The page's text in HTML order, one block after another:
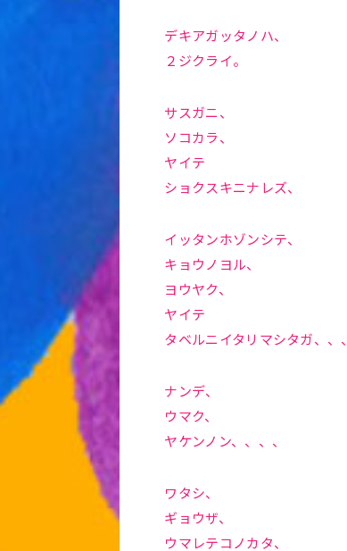
デキアガッタノハ、
２ジクライ。
サスガニ、
ソコカラ、
ヤイテ
ショクスキニナレズ、
イッタンホゾンシテ、
キョウノヨル、
ヨウヤク、
ヤイテ
タベルニイタリマシタガ、、、
ナンデ、
ウマク、
ヤケンノン、、、、
ワタシ、
ギョウザ、
ウマレテコノカタ、